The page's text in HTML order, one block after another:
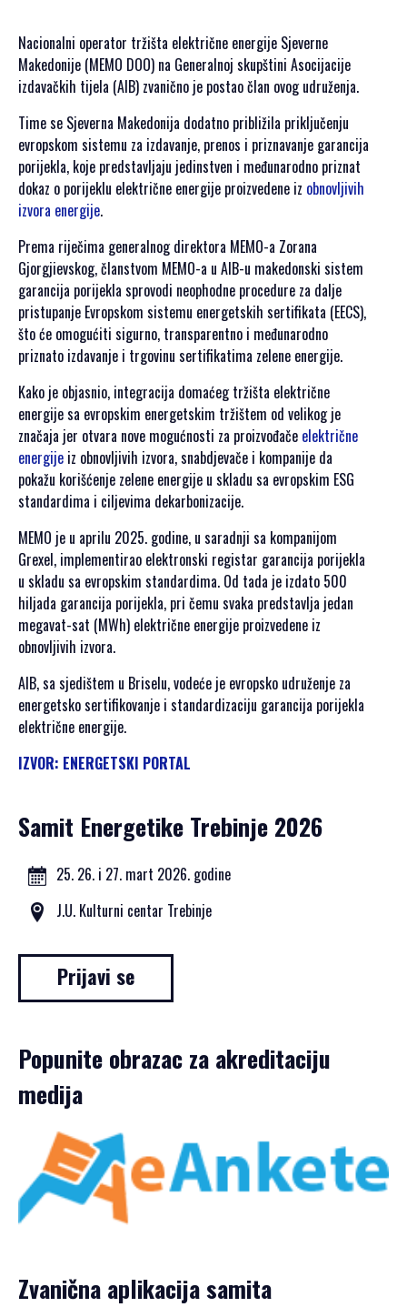
VIZUALI ZA
ŠTAMPU
SPONZORSTVO
POKROVITELJI I
SPONZORI SET
2026
POKROVITELJI I
2025
POKROVITELJI I
SPONZORI SET
2024
POKROVITELJI I
SPONZORI SET
2023
POKROVITELJI I
SPONZORI SET
2022
POKROVITELJI I
SPONZORI SET
POKROVITELJI I
SPONZORI SET
2020
PORTFOLIO SET
DRUŠTVENI
DOGAĐAJI
HERCEGOVAČKA
AFTER PARTI
NOVOSTI
KONTAKT
PRIJAVA
SAMIT
SRPSKI JEZIK
ENGLISH
Nacionalni operator tržišta električne energije Sjeverne
Makedonije (MEMO DOO) na Generalnoj skupštini Asocijacije
izdavačkih tijela (AIB) zvanično je postao član ovog udruženja.
Time se Sjeverna Makedonija dodatno približila priključenju
evropskom sistemu za izdavanje, prenos i priznavanje garancija
porijekla, koje predstavljaju jedinstven i međunarodno priznat
dokaz o porijeklu električne energije proizvedene iz obnovljivih
izvora energije.
Prema riječima generalnog direktora MEMO-a Zorana
Gjorgjievskog, članstvom MEMO-a u AIB-u makedonski sistem
garancija porijekla sprovodi neophodne procedure za dalje
pristupanje Evropskom sistemu energetskih sertifikata (EECS),
što će omogućiti sigurno, transparentno i međunarodno
priznato izdavanje i trgovinu sertifikatima zelene energije.
Kako je objasnio, integracija domaćeg tržišta električne
energije sa evropskim energetskim tržištem od velikog je
značaja jer otvara nove mogućnosti za proizvođače električne
energije iz obnovljivih izvora, snabdjevače i kompanije da
pokažu korišćenje zelene energije u skladu sa evropskim ESG
standardima i ciljevima dekarbonizacije.
MEMO je u aprilu 2025. godine, u saradnji sa kompanijom
Grexel, implementirao elektronski registar garancija porijekla
u skladu sa evropskim standardima. Od tada je izdato 500
hiljada garancija porijekla, pri čemu svaka predstavlja jedan
megavat-sat (MWh) električne energije proizvedene iz
obnovljivih izvora.
AIB, sa sjedištem u Briselu, vodeće je evropsko udruženje za
energetsko sertifikovanje i standardizaciju garancija porijekla
električne energije.
IZVOR: ENERGETSKI PORTAL
Samit Energetike Trebinje 2026
25. 26. i 27. mart 2026. godine
J.U. Kulturni centar Trebinje
Prijavi se
Popunite obrazac za akreditaciju
medija
Zvanična aplikacija samita